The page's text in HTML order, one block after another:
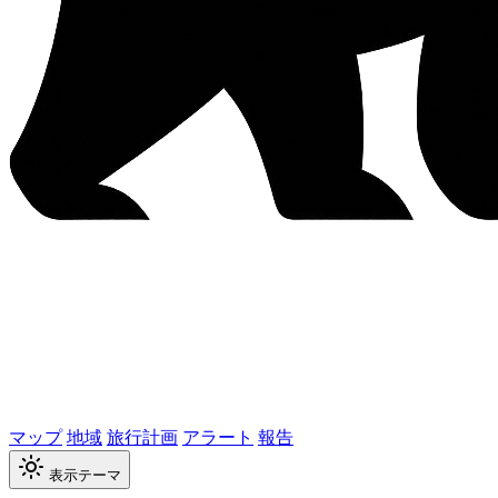
マップ地域旅行計画 アラート 報告
表示テーマ